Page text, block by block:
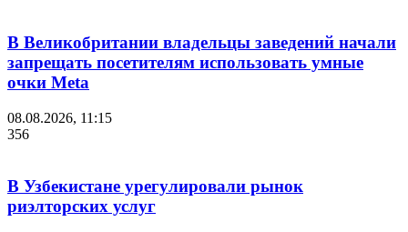
В Великобритании владельцы заведений начали
запрещать посетителям использовать умные
очки Meta
08.08.2026, 11:15
356
В Узбекистане урегулировали рынок
риэлторских услуг